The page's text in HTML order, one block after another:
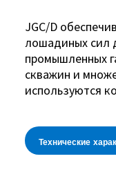
JGC/D
лошадиных сил
промышленных
скважин и
используются
Технические